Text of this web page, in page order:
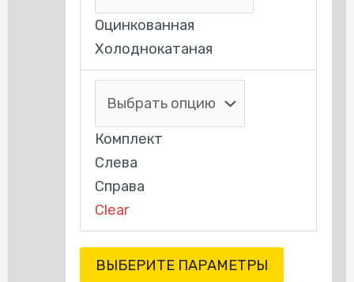
Оцинкованная
Холоднокатаная
Комплект
Слева
Справа
Clear
ВЫБЕРИТЕ ПАРАМЕТРЫ